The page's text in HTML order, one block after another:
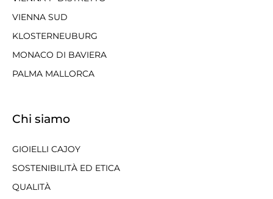
VIENNA SUD
KLOSTERNEUBURG
MONACO DI BAVIERA
PALMA MALLORCA
Chi siamo
GIOIELLI CAJOY
SOSTENIBILITÀ ED ETICA
QUALITÀ